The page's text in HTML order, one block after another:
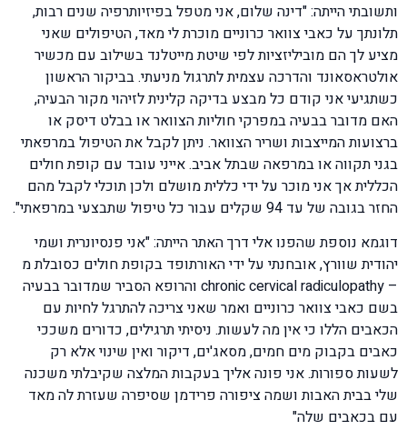
ותשובתי הייתה: "דינה שלום, אני מטפל בפיזיותרפיה שנים רבות,
תלונתך על כאבי צוואר כרוניים מוכרת לי מאד, הטיפולים שאני
מציע לך הם מוביליזציות לפי שיטת מייטלנד בשילוב עם מכשיר
אולטראסאונד והדרכה עצמית לתרגול מניעתי. בביקור הראשון
כשתגיעי אני קודם כל מבצע בדיקה קלינית לזיהוי מקור הבעיה,
האם מדובר בבעיה במפרקי חוליות הצוואר או בבלט דיסק או
ברצועות המייצבות ושריר הצוואר. ניתן לקבל את הטיפול במרפאתי
בגני תקווה או במרפאה שבתל אביב. אייני עובד עם קופת חולים
הכללית אך אני מוכר על ידי כללית מושלם ולכן תוכלי לקבל מהם
החזר בגובה של עד 94 שקלים עבור כל טיפול שתבצעי במרפאתי".
דוגמא נוספת שהפנו אלי דרך האתר הייתה: "אני פנסיונרית ושמי
יהודית שוורץ, אובחנתי על ידי האורתופד בקופת חולים כסובלת מ
– chronic cervical radiculopathy והרופא הסביר שמדובר בבעיה
בשם כאבי צוואר כרוניים ואמר שאני צריכה להתרגל לחיות עם
הכאבים הללו כי אין מה לעשות. ניסיתי תרגילים, כדורים משככי
כאבים בקבוק מים חמים, מסאג'ים, דיקור ואין שינוי אלא רק
לשעות ספורות. אני פונה אליך בעקבות המלצה שקיבלתי משכנה
שלי בבית האבות ושמה ציפורה פרידמן שסיפרה שעזרת לה מאד
עם בכאבים שלה"